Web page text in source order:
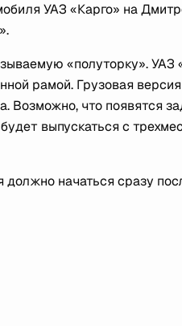
УАЗ «Карго» на
«полуторку».
рамой. Грузовая
что появятся
выпускаться с
начаться сразу